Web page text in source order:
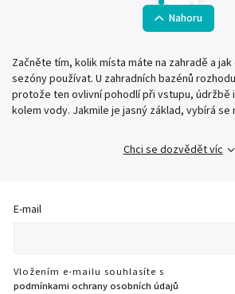
Nahoru
Začněte tím, kolik místa máte na zahradě a
sezóny používat. U zahradních bazénů
protože ten ovlivní pohodlí při vstupu, údržbě
kolem vody. Jakmile je jasný základ, vybírá se
Chci se dozvědět víc
E-mail
Vložením e-mailu souhlasíte s
podmínkami ochrany osobních údajů